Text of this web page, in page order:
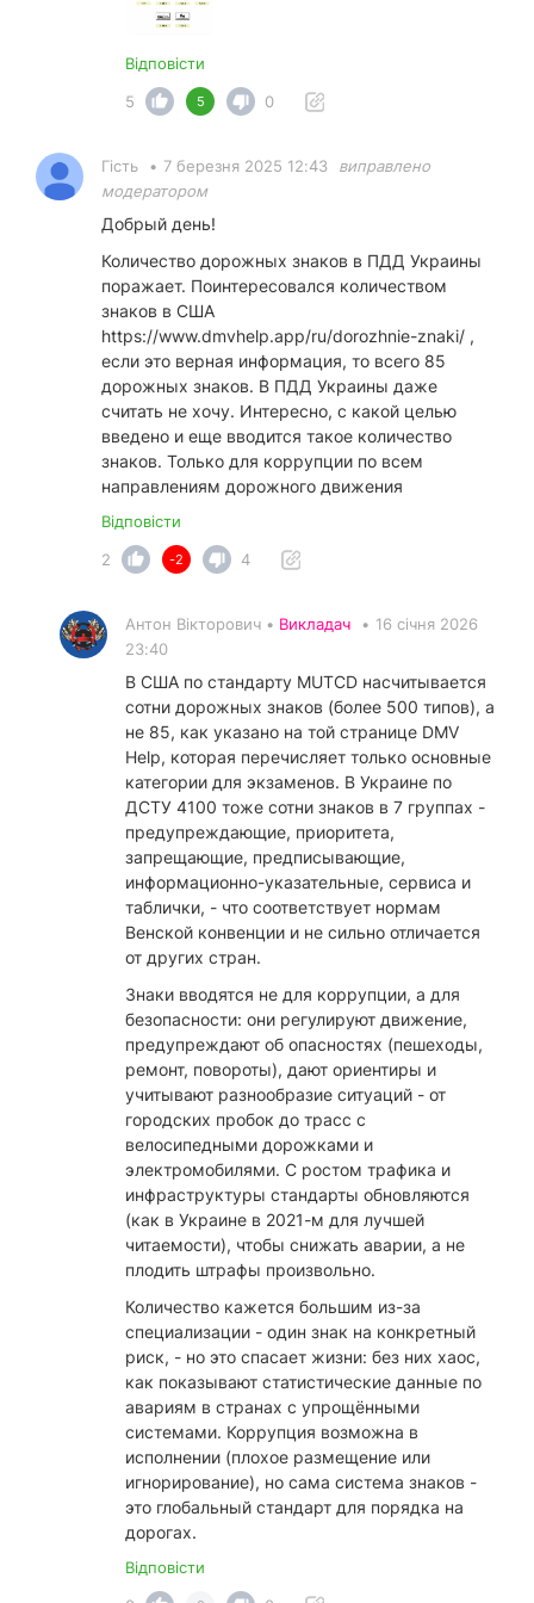
Відповісти
5
5 0
Гість • 7 березня 2025 12:43
виправлено
модератором
Добрый день!
Количество дорожных знаков в ПДД Украины
поражает. Поинтересовался количеством
знаков в США
https://www.dmvhelp.app/ru/dorozhnie-znaki/ ,
если это верная информация, то всего 85
дорожных знаков. В ПДД Украины даже
считать не хочу. Интересно, с какой целью
введено и еще вводится такое количество
знаков. Только для коррупции по всем
направлениям дорожного движения
Відповісти
2
-2 4
Антон Вікторович • Викладач • 16 січня 2026
23:40
В США по стандарту MUTCD насчитывается
сотни дорожных знаков (более 500 типов), а
не 85, как указано на той странице DMV
Help, которая перечисляет только основные
категории для экзаменов. В Украине по
ДСТУ 4100 тоже сотни знаков в 7 группах -
предупреждающие, приоритета,
запрещающие, предписывающие,
информационно-указательные, сервиса и
таблички, - что соответствует нормам
Венской конвенции и не сильно отличается
от других стран.
​Знаки вводятся не для коррупции, а для
безопасности: они регулируют движение,
предупреждают об опасностях (пешеходы,
ремонт, повороты), дают ориентиры и
учитывают разнообразие ситуаций - от
городских пробок до трасс с
велосипедными дорожками и
электромобилями. С ростом трафика и
инфраструктуры стандарты обновляются
(как в Украине в 2021-м для лучшей
читаемости), чтобы снижать аварии, а не
плодить штрафы произвольно.
​Количество кажется большим из-за
специализации - один знак на конкретный
риск, - но это спасает жизни: без них хаос,
как показывают статистические данные по
авариям в странах с упрощёнными
системами. Коррупция возможна в
исполнении (плохое размещение или
игнорирование), но сама система знаков -
это глобальный стандарт для порядка на
дорогах.
Відповісти